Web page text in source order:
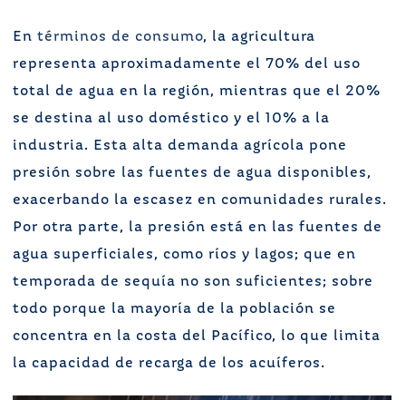
En términos de consumo, la agricultura
representa aproximadamente el 70% del uso
total de agua en la región, mientras que el 20%
se destina al uso doméstico y el 10% a la
industria. Esta alta demanda agrícola pone
presión sobre las fuentes de agua disponibles,
exacerbando la escasez en comunidades rurales.
Por otra parte, la presión está en las fuentes de
agua superficiales, como ríos y lagos; que en
temporada de sequía no son suficientes; sobre
todo porque la mayoría de la población se
concentra en la costa del Pacífico, lo que limita
la capacidad de recarga de los acuíferos.